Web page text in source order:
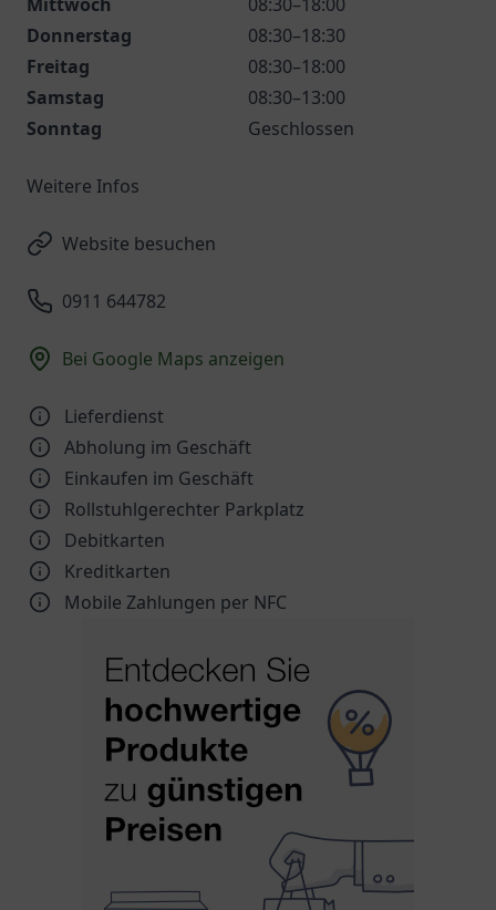
Donnerstag
08:30–18:30
Freitag
08:30–18:00
Samstag
08:30–13:00
Sonntag
Geschlossen
Weitere Infos
Website besuchen
0911 644782
Bei Google Maps anzeigen
Lieferdienst
Abholung im Geschäft
Einkaufen im Geschäft
Rollstuhlgerechter Parkplatz
Debitkarten
Kreditkarten
Mobile Zahlungen per NFC